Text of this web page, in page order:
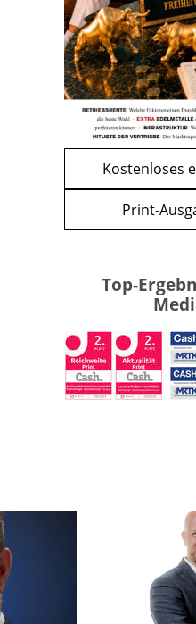
Mieter die
müssen
mehr
Kostenloses
Print-
Top-